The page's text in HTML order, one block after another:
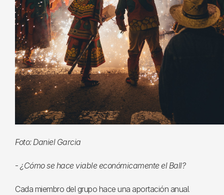
Foto: Daniel Garcia
- ¿Cómo se hace viable económicamente el Ball?
Cada miembro del grupo hace una aportación anual.